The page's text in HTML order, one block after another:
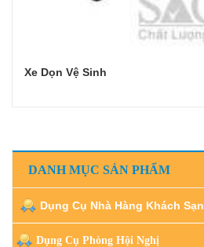
Xe Dọn Vệ Sinh
DANH MỤC SẢN PHẨM
Dụng Cụ Nhà Hàng Khách Sạn
Dụng Cụ Phòng Hội Nghị